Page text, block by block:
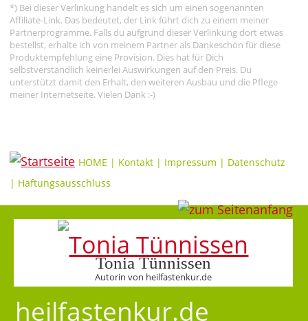
*) Bei dieser Verlinkung handelt es sich um einen sogenannten
Affiliate-Link. Das bedeutet, der Link führt dich zu einem meiner
Partnerprogramme. Falls du aufgrund dieser Verlinkung dort etwas
bestellst, erhalte ich von meinem Partner als Dankeschön für diese
Produktempfehlung eine Provision. Dies hat für Dich
selbstverständlich keinerlei Auswirkungen auf den Preis. Du
unterstützt damit den Erhalt, den weiteren Ausbau und die Pflege
meiner Internetseite. Vielen Dank :-)
HOME | Kontakt | Impressum | Datenschutz
| Haftungsausschluss
Tonia Tünnissen
Autorin von heilfastenkur.de
heilfastenkur.de